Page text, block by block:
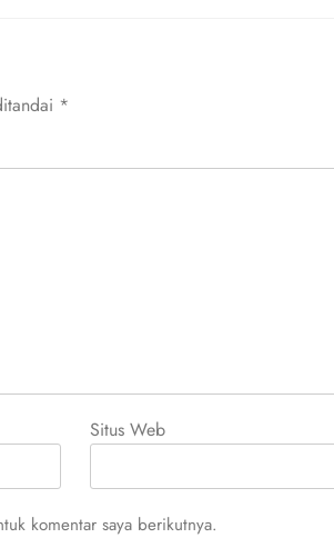
*
Situs Web
komentar saya berikutnya.